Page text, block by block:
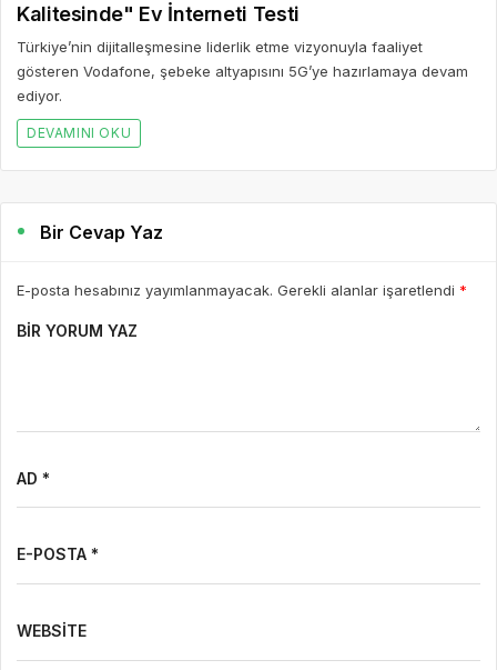
Kalitesinde" Ev İnterneti Testi
Türkiye’nin dijitalleşmesine liderlik etme vizyonuyla faaliyet
gösteren Vodafone, şebeke altyapısını 5G’ye hazırlamaya devam
ediyor.
DEVAMINI OKU
Bir Cevap Yaz
E-posta hesabınız yayımlanmayacak. Gerekli alanlar işaretlendi *
BIR YORUM YAZ
AD *
E-POSTA *
WEBSITE